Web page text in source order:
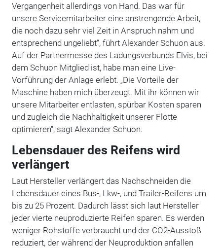
Vergangenheit allerdings von Hand. Das war für
unsere Servicemitarbeiter eine anstrengende Arbeit,
die noch dazu sehr viel Zeit in Anspruch nahm und
entsprechend ungeliebt“, führt Alexander Schuon aus.
Auf der Partnermesse des Ladungsverbunds Elvis, bei
dem Schuon Mitglied ist, habe man eine Live-
Vorführung der Anlage erlebt. „Die Vorteile der
Maschine haben mich überzeugt. Mit ihr können wir
unsere Mitarbeiter entlasten, spürbar Kosten sparen
und zugleich die Nachhaltigkeit unserer Flotte
optimieren“, sagt Alexander Schuon.
Lebensdauer des Reifens wird
verlängert
Laut Hersteller verlängert das Nachschneiden die
Lebensdauer eines Bus-, Lkw-, und Trailer-Reifens um
bis zu 25 Prozent. Dadurch lässt sich laut Hersteller
jeder vierte neuproduzierte Reifen sparen. Es werden
weniger Rohstoffe verbraucht und der CO2-Ausstoß
reduziert, der während der Neuproduktion anfallen